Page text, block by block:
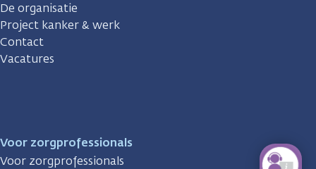
De organisatie
Project kanker & werk
Contact
Vacatures
Voor zorgprofessionals
Voor zorgprofessionals